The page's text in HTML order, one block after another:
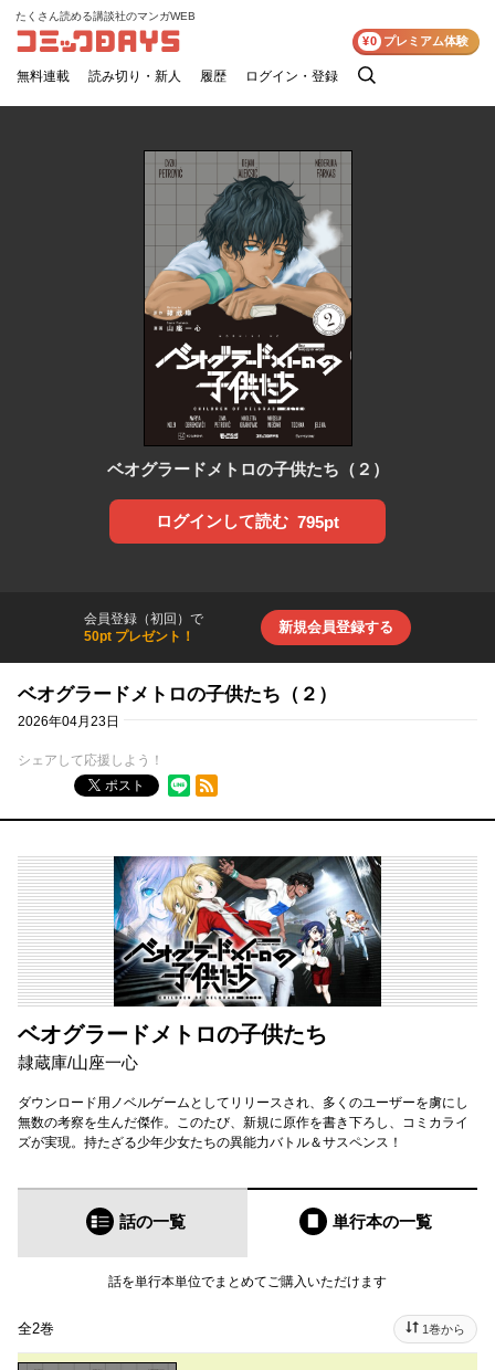
コミックDAYS
たくさん読める講談社のマンガWEB
無料連載 読み切り・新人 履歴 ログイン・登録
検
¥0 プレミアム体験
ベオグラードメトロの子供たち（２）
ログインして読む 795pt
会員登録（初回）で
50pt プレゼント！
新規会員登録する
ベオグラードメトロの子供たち（２）
2026年04月23日
シェアして応援しよう！
ポスト
RSSフィード
ベオグラードメトロの子供たち
隷蔵庫/山座一心
ダウンロード用ノベルゲームとしてリリースされ、多くのユーザーを虜にし
無数の考察を生んだ傑作。このたび、新規に原作を書き下ろし、コミカライ
ズが実現。持たざる少年少女たちの異能力バトル＆サスペンス！
話の一覧 単行本の一覧
話を単行本単位でまとめてご購入いただけます
全2巻 1巻から